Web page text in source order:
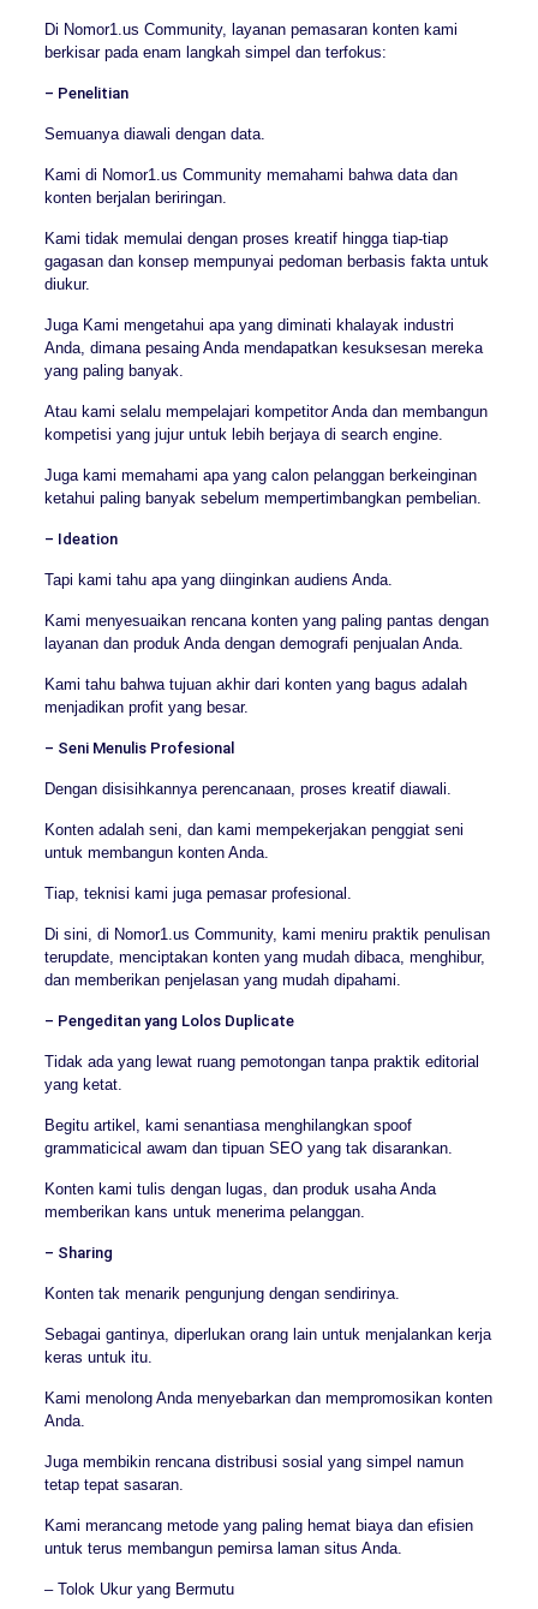
Di Nomor1.us Community, layanan pemasaran konten kami
berkisar pada enam langkah simpel dan terfokus:
– Penelitian
Semuanya diawali dengan data.
Kami di Nomor1.us Community memahami bahwa data dan
konten berjalan beriringan.
Kami tidak memulai dengan proses kreatif hingga tiap-tiap
gagasan dan konsep mempunyai pedoman berbasis fakta untuk
diukur.
Juga Kami mengetahui apa yang diminati khalayak industri
Anda, dimana pesaing Anda mendapatkan kesuksesan mereka
yang paling banyak.
Atau kami selalu mempelajari kompetitor Anda dan membangun
kompetisi yang jujur untuk lebih berjaya di search engine.
Juga kami memahami apa yang calon pelanggan berkeinginan
ketahui paling banyak sebelum mempertimbangkan pembelian.
– Ideation
Tapi kami tahu apa yang diinginkan audiens Anda.
Kami menyesuaikan rencana konten yang paling pantas dengan
layanan dan produk Anda dengan demografi penjualan Anda.
Kami tahu bahwa tujuan akhir dari konten yang bagus adalah
menjadikan profit yang besar.
– Seni Menulis Profesional
Dengan disisihkannya perencanaan, proses kreatif diawali.
Konten adalah seni, dan kami mempekerjakan penggiat seni
untuk membangun konten Anda.
Tiap, teknisi kami juga pemasar profesional.
Di sini, di Nomor1.us Community, kami meniru praktik penulisan
terupdate, menciptakan konten yang mudah dibaca, menghibur,
dan memberikan penjelasan yang mudah dipahami.
– Pengeditan yang Lolos Duplicate
Tidak ada yang lewat ruang pemotongan tanpa praktik editorial
yang ketat.
Begitu artikel, kami senantiasa menghilangkan spoof
grammaticical awam dan tipuan SEO yang tak disarankan.
Konten kami tulis dengan lugas, dan produk usaha Anda
memberikan kans untuk menerima pelanggan.
– Sharing
Konten tak menarik pengunjung dengan sendirinya.
Sebagai gantinya, diperlukan orang lain untuk menjalankan kerja
keras untuk itu.
Kami menolong Anda menyebarkan dan mempromosikan konten
Anda.
Juga membikin rencana distribusi sosial yang simpel namun
tetap tepat sasaran.
Kami merancang metode yang paling hemat biaya dan efisien
untuk terus membangun pemirsa laman situs Anda.
– Tolok Ukur yang Bermutu